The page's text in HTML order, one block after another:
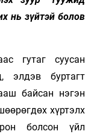
нь зүйтэй болов
гутаг суусан
элдэв буртагт
байсан нэгэн
хүртэлх
болсон үйл